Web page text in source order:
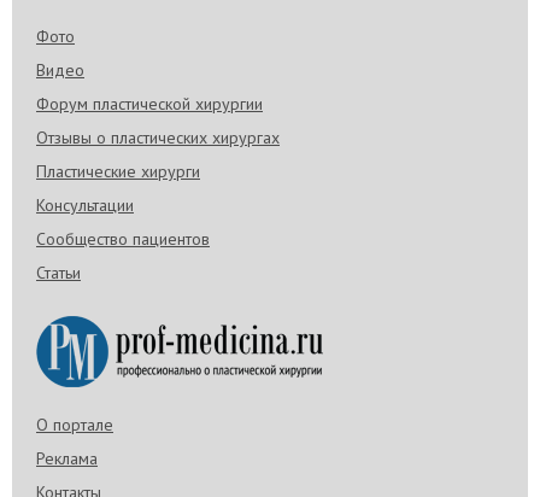
Фото
Видео
Форум пластической хирургии
Отзывы о пластических хирургах
Пластические хирурги
Консультации
Сообщество пациентов
Статьи
О портале
Реклама